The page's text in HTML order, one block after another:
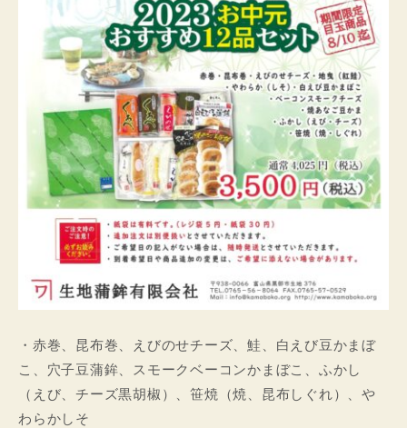
・赤巻、昆布巻、えびのせチーズ、鮭、白えび豆かまぼ
こ、穴子豆蒲鉾、スモークベーコンかまぼこ、ふかし
（えび、チーズ黒胡椒）、笹焼（焼、昆布しぐれ）、や
わらかしそ